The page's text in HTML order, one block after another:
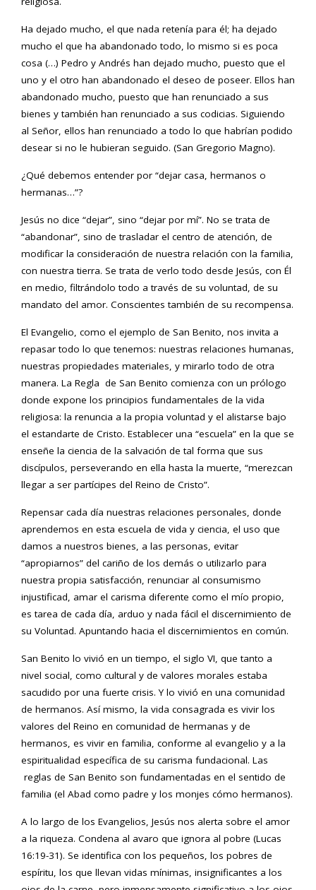
Ha dejado mucho, el que nada retenía para él; ha dejado
mucho el que ha abandonado todo, lo mismo si es poca
cosa (…) Pedro y Andrés han dejado mucho, puesto que el
uno y el otro han abandonado el deseo de poseer. Ellos han
abandonado mucho, puesto que han renunciado a sus
bienes y también han renunciado a sus codicias. Siguiendo
al Señor, ellos han renunciado a todo lo que habrían podido
desear si no le hubieran seguido. (San Gregorio Magno).
¿Qué debemos entender por “dejar casa, hermanos o
hermanas…”?
Jesús no dice “dejar”, sino “dejar por mí”. No se trata de
“abandonar”, sino de trasladar el centro de atención, de
modificar la consideración de nuestra relación con la familia,
con nuestra tierra. Se trata de verlo todo desde Jesús, con Él
en medio, filtrándolo todo a través de su voluntad, de su
mandato del amor. Conscientes también de su recompensa.
El Evangelio, como el ejemplo de San Benito, nos invita a
repasar todo lo que tenemos: nuestras relaciones humanas,
nuestras propiedades materiales, y mirarlo todo de otra
manera. La Regla de San Benito comienza con un prólogo
donde expone los principios fundamentales de la vida
religiosa: la renuncia a la propia voluntad y el alistarse bajo
el estandarte de Cristo. Establecer una “escuela” en la que se
enseñe la ciencia de la salvación de tal forma que sus
discípulos, perseverando en ella hasta la muerte, “merezcan
llegar a ser partícipes del Reino de Cristo”.
Repensar cada día nuestras relaciones personales, donde
aprendemos en esta escuela de vida y ciencia, el uso que
damos a nuestros bienes, a las personas, evitar
“apropiarnos” del cariño de los demás o utilizarlo para
nuestra propia satisfacción, renunciar al consumismo
injustificad, amar el carisma diferente como el mío propio,
es tarea de cada día, arduo y nada fácil el discernimiento de
su Voluntad. Apuntando hacia el discernimientos en común.
San Benito lo vivió en un tiempo, el siglo VI, que tanto a
nivel social, como cultural y de valores morales estaba
sacudido por una fuerte crisis. Y lo vivió en una comunidad
de hermanos. Así mismo, la vida consagrada es vivir los
valores del Reino en comunidad de hermanas y de
hermanos, es vivir en familia, conforme al evangelio y a la
espiritualidad específica de su carisma fundacional. Las
reglas de San Benito son fundamentadas en el sentido de
familia (el Abad como padre y los monjes cómo hermanos).
A lo largo de los Evangelios, Jesús nos alerta sobre el amor
a la riqueza. Condena al avaro que ignora al pobre (Lucas
16:19-31). Se identifica con los pequeños, los pobres de
espíritu, los que llevan vidas mínimas, insignificantes a los